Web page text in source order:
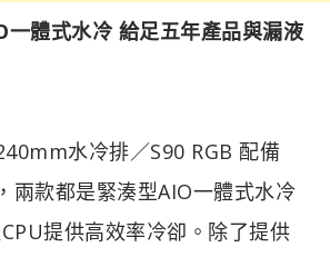
體式水冷 給足五年產品與漏液
水冷排／S90 RGB 配備
兩款都是緊湊型AIO一體式水冷
提供高效率冷卻。除了提供